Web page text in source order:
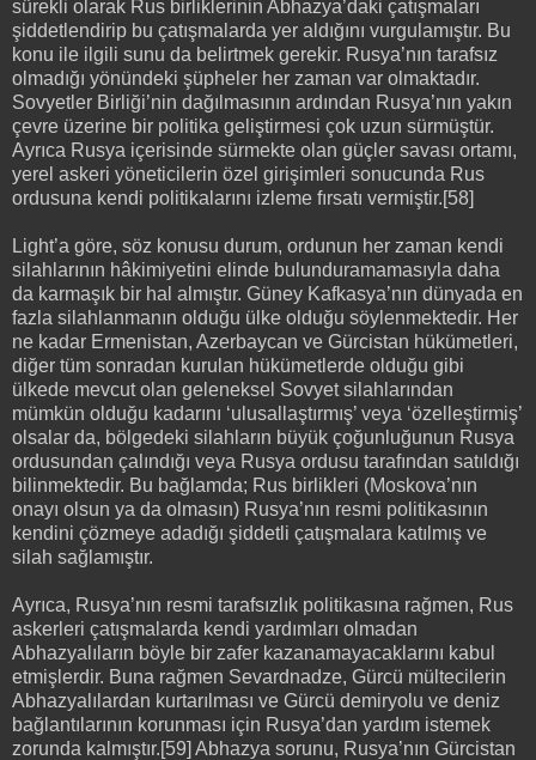
sürekli olarak Rus birliklerinin Abhazya’daki çatışmaları
şiddetlendirip bu çatışmalarda yer aldığını vurgulamıştır. Bu
konu ile ilgili sunu da belirtmek gerekir. Rusya’nın tarafsız
olmadığı yönündeki şüpheler her zaman var olmaktadır.
Sovyetler Birliği’nin dağılmasının ardından Rusya’nın yakın
çevre üzerine bir politika geliştirmesi çok uzun sürmüştür.
Ayrıca Rusya içerisinde sürmekte olan güçler savası ortamı,
yerel askeri yöneticilerin özel girişimleri sonucunda Rus
ordusuna kendi politikalarını izleme fırsatı vermiştir.[58]
Light’a göre, söz konusu durum, ordunun her zaman kendi
silahlarının hâkimiyetini elinde bulunduramamasıyla daha
da karmaşık bir hal almıştır. Güney Kafkasya’nın dünyada en
fazla silahlanmanın olduğu ülke olduğu söylenmektedir. Her
ne kadar Ermenistan, Azerbaycan ve Gürcistan hükümetleri,
diğer tüm sonradan kurulan hükümetlerde olduğu gibi
ülkede mevcut olan geleneksel Sovyet silahlarından
mümkün olduğu kadarını ‘ulusallaştırmış’ veya ‘özelleştirmiş’
olsalar da, bölgedeki silahların büyük çoğunluğunun Rusya
ordusundan çalındığı veya Rusya ordusu tarafından satıldığı
bilinmektedir. Bu bağlamda; Rus birlikleri (Moskova’nın
onayı olsun ya da olmasın) Rusya’nın resmi politikasının
kendini çözmeye adadığı şiddetli çatışmalara katılmış ve
silah sağlamıştır.
Ayrıca, Rusya’nın resmi tarafsızlık politikasına rağmen, Rus
askerleri çatışmalarda kendi yardımları olmadan
Abhazyalıların böyle bir zafer kazanamayacaklarını kabul
etmişlerdir. Buna rağmen Sevardnadze, Gürcü mültecilerin
Abhazyalılardan kurtarılması ve Gürcü demiryolu ve deniz
bağlantılarının korunması için Rusya’dan yardım istemek
zorunda kalmıştır.[59] Abhazya sorunu, Rusya’nın Gürcistan